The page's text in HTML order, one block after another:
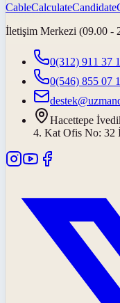
CableCalculateCandidate
İletişim Merkezi (09.00 -
0(312) 911 37
0(546) 855 07
Hacettepe
4. Kat Ofis No: